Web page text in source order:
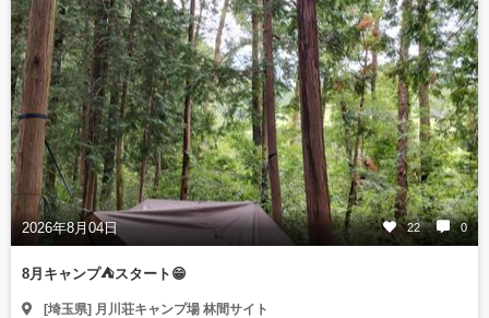
2026年8月04日 22 0
8月キャンプ⛺️スタート😁
[埼玉県] 月川荘キャンプ場 林間サイト